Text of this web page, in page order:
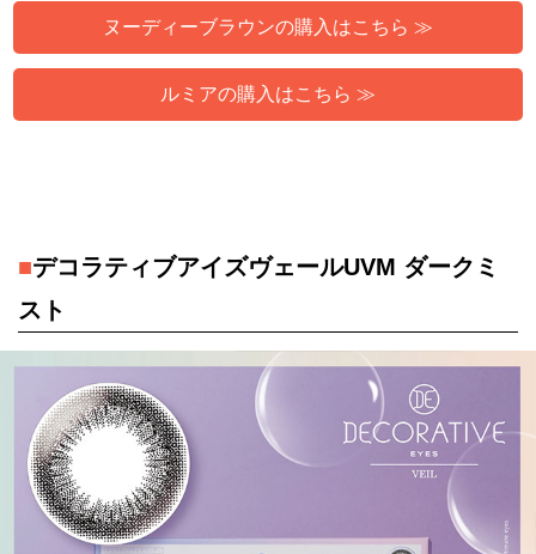
ヌーディーブラウンの購入はこちら ≫
ルミアの購入はこちら ≫
■デコラティブアイズヴェールUVM ダークミ
スト